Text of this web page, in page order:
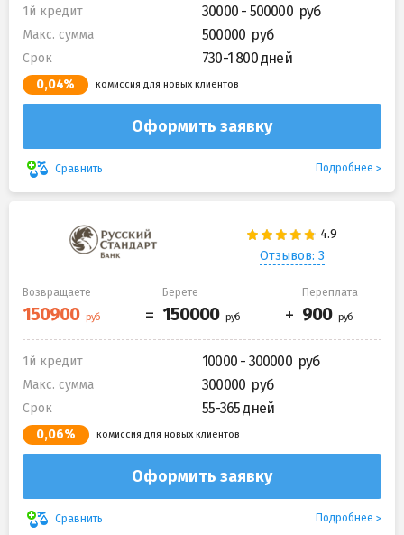
1й кредит 30000 - 500000
Макс. сумма 500000
Срок 730-1 800 дней
0,04% комиссия для новых клиентов
Оформить заявку
Сравнить Подробнее
Отзывов: 3
Возвращаете Берете Переплата
1й кредит 10000 - 300000
Макс. сумма 300000
Срок 55-365 дней
0,06% комиссия для новых клиентов
Оформить заявку
Сравнить Подробнее